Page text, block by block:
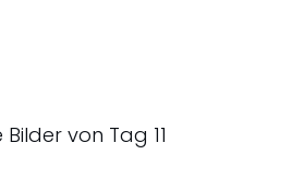
von Tag 11